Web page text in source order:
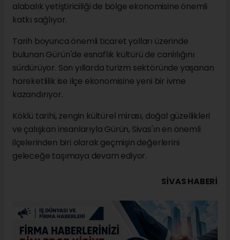
alabalık yetiştiriciliği de bölge ekonomisine önemli
katkı sağlıyor.
Tarih boyunca önemli ticaret yolları üzerinde
bulunan Gürün'de esnaflık kültürü de canlılığını
sürdürüyor. Son yıllarda turizm sektöründe yaşanan
hareketlilik ise ilçe ekonomisine yeni bir ivme
kazandırıyor.
Köklü tarihi, zengin kültürel mirası, doğal güzellikleri
ve çalışkan insanlarıyla Gürün, Sivas'ın en önemli
ilçelerinden biri olarak geçmişin değerlerini
geleceğe taşımaya devam ediyor.
SIVAS HABERİ